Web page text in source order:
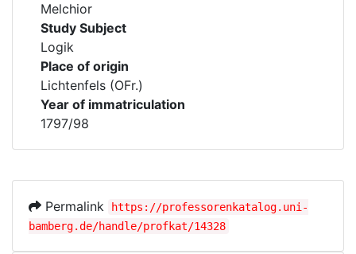
Melchior
Study Subject
Logik
Place of origin
Lichtenfels (OFr.)
Year of immatriculation
1797/98
Permalink
https://professorenkatalog.uni-
bamberg.de/handle/profkat/14328